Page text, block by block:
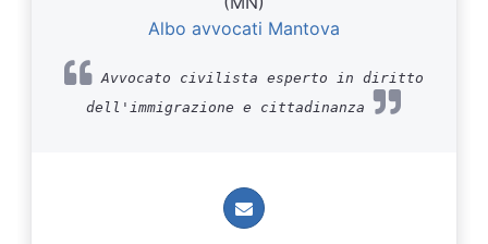
Albo avvocati Mantova
Avvocato civilista esperto in diritto
dell'immigrazione e cittadinanza